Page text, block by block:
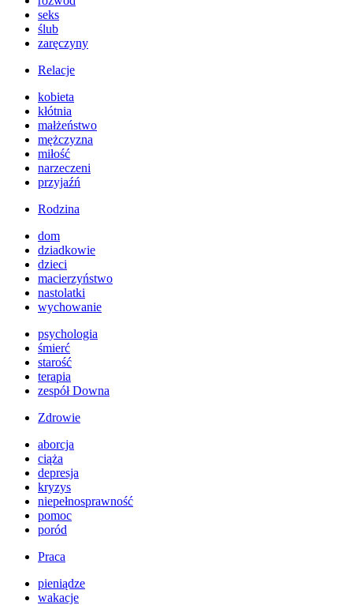
seks
ślub
zaręczyny
Relacje
kobieta
kłótnia
małżeństwo
mężczyzna
miłość
narzeczeni
przyjaźń
Rodzina
dom
dziadkowie
dzieci
macierzyństwo
nastolatki
wychowanie
psychologia
śmierć
starość
terapia
zespół Downa
Zdrowie
aborcja
ciąża
depresja
kryzys
niepełnosprawność
pomoc
poród
Praca
pieniądze
wakacje